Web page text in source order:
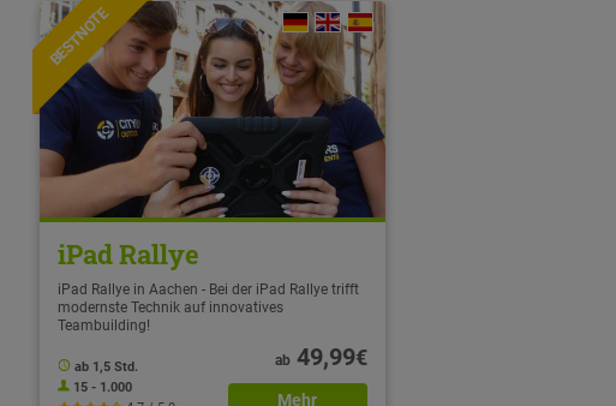
BESTNOTE
iPad Rallye
iPad Rallye in Aachen - Bei der iPad Rallye trifft
modernste Technik auf innovatives
Teambuilding!
ab 1,5 Std.
15 - 1.000
ab49,99€
Mehr